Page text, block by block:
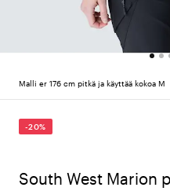
Malli er 176 cm pitkä ja käyttää kokoa M
-20%
South West Marion